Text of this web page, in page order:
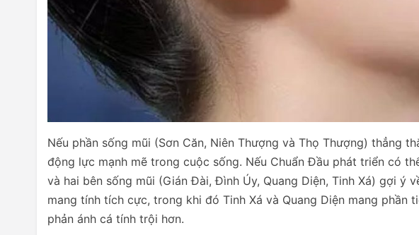
Nếu phần sống mũi (Sơn Căn, Niên Thượng và Thọ Thượng) thẳng
động lực mạnh mẽ trong cuộc sống. Nếu Chuẩn Đầu phát triển có
và hai bên sống mũi (Gián Đài, Đình Úy, Quang Diện, Tinh Xá) gợi ý
mang tính tích cực, trong khi đó Tinh Xá và Quang Diện mang phần
phản ánh cá tính trội hơn.